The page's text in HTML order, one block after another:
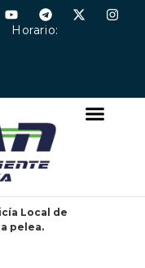
Local de
pelea.